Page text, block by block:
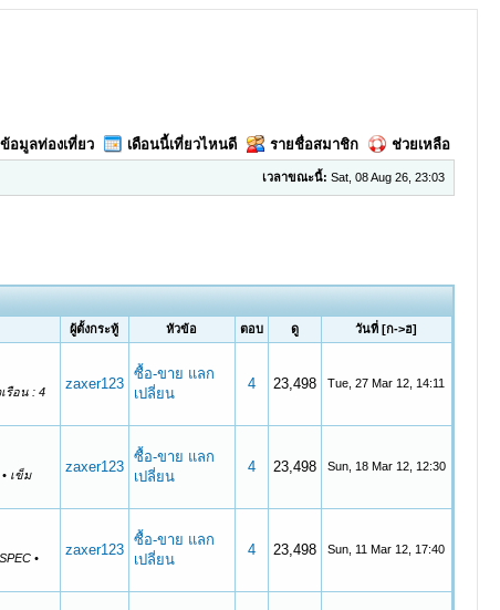
ข้อมูลท่องเที่ยว เดือนนี้เที่ยวไหนดี รายชื่อสมาชิก ช่วยเหลือ
เวลาขณะนี้: Sat, 08 Aug 26, 23:03
ผู้ตั้งกระทู้ หัวข้อ ตอบ ดู วันที่ [ก->ฮ]
รือน : 4
zaxer123
ซื้อ-ขาย แลก
เปลี่ยน
4 23,498 Tue, 27 Mar 12, 14:11
เข็ม
zaxer123
ซื้อ-ขาย แลก
เปลี่ยน
4 23,498 Sun, 18 Mar 12, 12:30
•
zaxer123
ซื้อ-ขาย แลก
เปลี่ยน
4 23,498 Sun, 11 Mar 12, 17:40